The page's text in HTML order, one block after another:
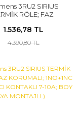
3RU2 SIRIUS
RÖLE; FAZ
KONTAKLI 9-
BOY S00 ( RAYA
MONTAJLI )
1.536,78 TL
4.390,80 TL